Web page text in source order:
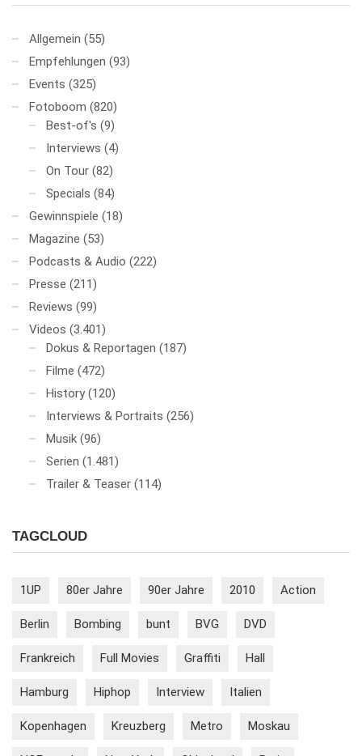
Allgemein (55)
Empfehlungen (93)
Events (325)
Fotoboom (820)
Best-of's (9)
Interviews (4)
On Tour (82)
Specials (84)
Gewinnspiele (18)
Magazine (53)
Podcasts & Audio (222)
Presse (211)
Reviews (99)
Videos (3.401)
Dokus & Reportagen (187)
Filme (472)
History (120)
Interviews & Portraits (256)
Musik (96)
Serien (1.481)
Trailer & Teaser (114)
TAGCLOUD
1UP 80er Jahre 90er Jahre 2010 Action
Berlin Bombing bunt BVG DVD
Frankreich Full Movies Graffiti Hall
Hamburg Hiphop Interview Italien
Kopenhagen Kreuzberg Metro Moskau